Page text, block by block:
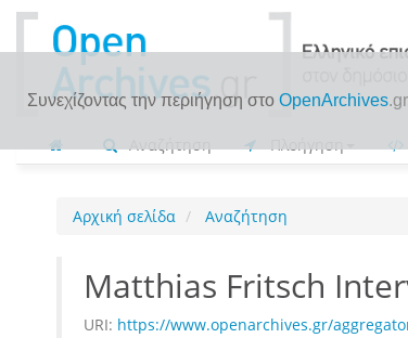
Συνεχίζοντας την περιήγηση στο OpenArchives.gr
Αναζήτηση Πλοήγηση
Αρχική σελίδα Αναζήτηση
Matthias Fritsch
URI: https://www.openarchives.gr/